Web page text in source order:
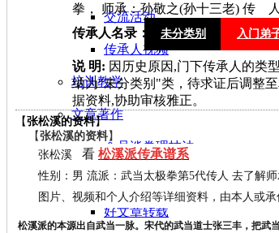
交流活动
传承人视频
培训教学
文章著作
会员谈拳理技法
会员谈养生经
好文章转载
拳， 师承：孙敬之(孙十三老) 传
传承人名录：
未分类别 入门弟
说 明: 因历史原因,门下传承人的类
纳为"未分类别"类，待求证后调整
据资料,协助审核雅正。
【张松溪的资料】
【张松溪的资料】
张松溪 看 松溪派传承谱系
性别：男 流派：武当太极拳第5代传人 去了解师
图片、视频和个人介绍等详细资料，由本人或承
松溪派的本源出自武当一脉。宋代的武当道士张三丰，把武